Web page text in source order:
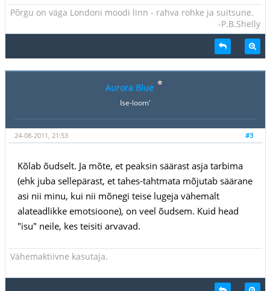
Põrgu on väga Londoni moodi linn - rahva rohke ja suitsune.
-P.B.Shelly
Aurora Blue
Ise-loom'
#3
24-08-2011, 21:53
Kõlab õudselt. Ja mõte, et peaksin säärast asja tarbima
(ehk juba sellepärast, et tahes-tahtmata mõjutab säärane
asi nii minu, kui nii mõnegi teise lugeja vähemalt
alateadlikke emotsioone), on veel õudsem. Kuid head
"isu" neile, kes teisiti arvavad.
Vähemaktiivne kasutaja.